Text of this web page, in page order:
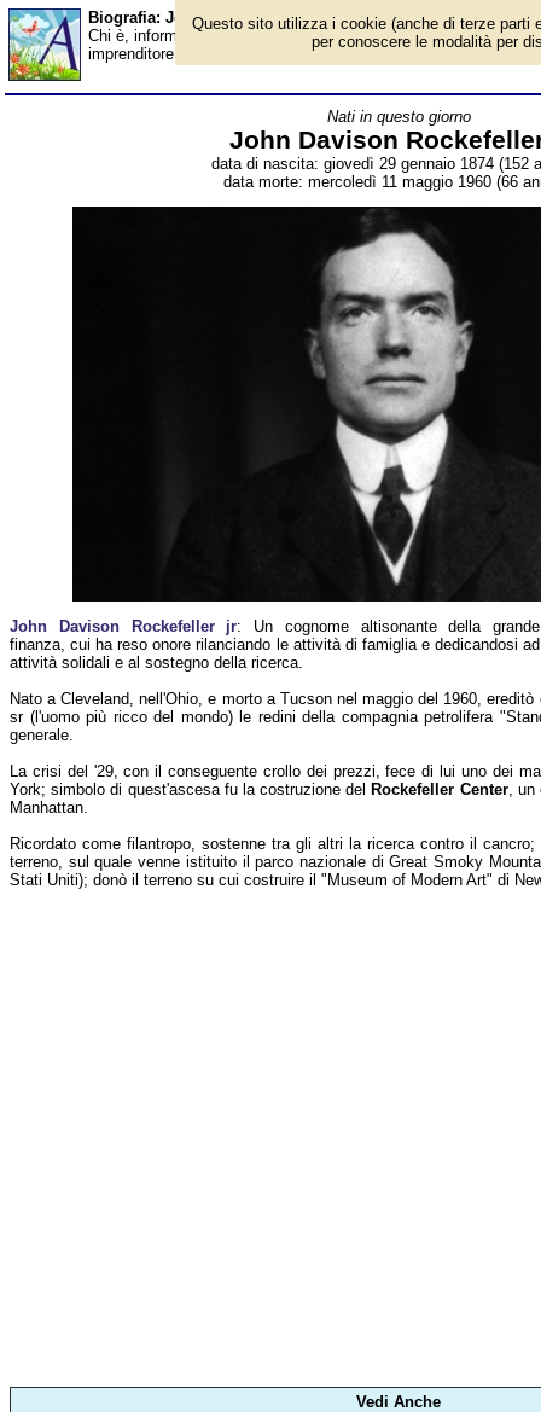
Biografia: John Davison Rockefeller jr - Almanacco
Chi è, informazioni, foto, qual è la data di nascita, dove è nato,
imprenditore americano. Breve biografia. Voce dell'Almanacco.
Nati in questo giorno
John Davison
data di nascita: giovedì 29 gennaio 1874 (152
data morte: mercoledì 11 maggio 1960 (66
John Davison Rockefeller jr: Un cognome altisonante della grande
finanza, cui ha reso onore rilanciando le attività di famiglia e dedicandosi ad
attività solidali e al sostegno della ricerca.
Nato a Cleveland, nell'Ohio, e morto a Tucson nel maggio del 1960,
sr (l'uomo più ricco del mondo) le redini della compagnia petrolifera
generale.
La crisi del '29, con il conseguente crollo dei prezzi, fece di lui uno dei
York; simbolo di quest'ascesa fu la costruzione del Rockefeller Center, un
Manhattan.
Ricordato come filantropo, sostenne tra gli altri la ricerca contro il
terreno, sul quale venne istituito il parco nazionale di Great Smoky
Stati Uniti); donò il terreno su cui costruire il "Museum of Modern Art" di
Vedi Anche
Questo sito utilizza i cookie (anche di terze parti
per conoscere le modalità per